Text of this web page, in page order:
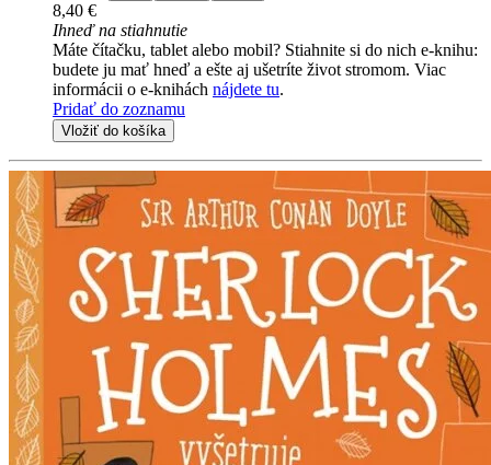
8,40 €
Ihneď na stiahnutie
Máte čítačku, tablet alebo mobil? Stiahnite si do nich e-knihu:
budete ju mať hneď a ešte aj ušetríte život stromom. Viac
informácii o e-knihách nájdete tu.
Pridať do zoznamu
Vložiť do košíka